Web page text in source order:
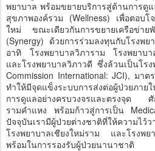
พยาบาล พร้อมขยายบริการสู่ด้านการดู
สุขภาพองค์รวม (Wellness) เพื่อตอบ
ใหม่ ขณะเดียวกันการขยายเครือข่ายพั
(Synergy) ด้วยการร่วมลงทุนกับโรงพ
อาทิ โรงพยาบาลวิภาราม โรงพยาบ
และโรงพยาบาลวิภาวดี ซึ่งล้วนเป็นโร
Commission International: JCI), มา
ทำให้มีจุดแข็งระบบการส่งต่อผู้ป่วยภาย
การดูแลอย่างครบวงจรและตรงจุด ศั
รามคำแหง พร้อมก้าวสู่การเป็น
ปัจจุบันเรามีผู้ป่วยต่างชาติที่ให้ความไ
โรงพยาบาลเชียงใหม่ราม และโรงพ
พร้อมในการรองรับผู้ป่วยนานาชาติ